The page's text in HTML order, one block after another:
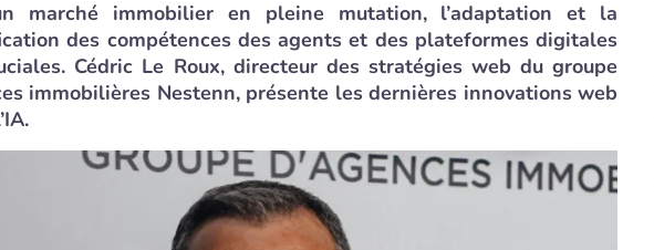
marché immobilier en pleine mutation, l’adaptation et la
des compétences des agents et des plateformes digitales
Cédric Le Roux, directeur des stratégies web du groupe
immobilières Nestenn, présente les dernières innovations web